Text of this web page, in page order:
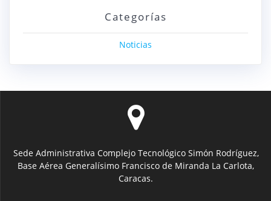
Categorías
Noticias
Sede Administrativa Complejo Tecnológico Simón Rodríguez,
Base Aérea Generalísimo Francisco de Miranda La Carlota,
Caracas.